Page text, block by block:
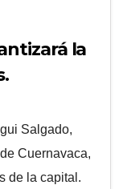
la
Salgado,
Cuernavaca,
de la capital.